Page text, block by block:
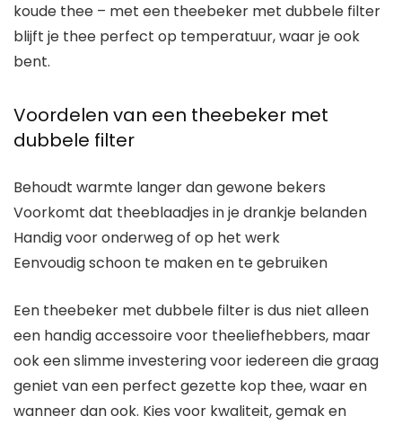
koude thee – met een theebeker met dubbele filter
blijft je thee perfect op temperatuur, waar je ook
bent.
Voordelen van een theebeker met
dubbele filter
Behoudt warmte langer dan gewone bekers
Voorkomt dat theeblaadjes in je drankje belanden
Handig voor onderweg of op het werk
Eenvoudig schoon te maken en te gebruiken
Een theebeker met dubbele filter is dus niet alleen
een handig accessoire voor theeliefhebbers, maar
ook een slimme investering voor iedereen die graag
geniet van een perfect gezette kop thee, waar en
wanneer dan ook. Kies voor kwaliteit, gemak en